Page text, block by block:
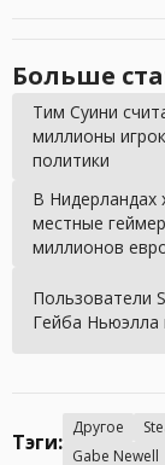
Больше
Тим Суини
миллионы
политики
В Нидерландах
местные
миллионов
Пользователи
Гейба Ньюэлла
Тэги:
Другое
Gabe Newell